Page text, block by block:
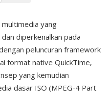
yang
dan diperkenalkan pada
peluncuran framework
format native QuickTime,
yang kemudian
dasar ISO (MPEG-4 Part